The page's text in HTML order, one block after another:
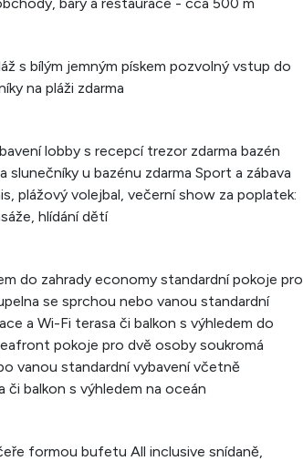
s bílým jemným pískem pozvolný vstup do
na pláži zdarma
lobby s recepcí trezor zdarma bazén
slunečníky u bazénu zdarma Sport a zábava
plážový volejbal, večerní show za poplatek:
hlídání dětí
do zahrady economy standardní pokoje pro
se sprchou nebo vanou standardní
a Wi-Fi terasa či balkon s výhledem do
pokoje pro dvě osoby soukromá
vanou standardní vybavení včetně
či balkon s výhledem na oceán
formou bufetu All inclusive snídaně,